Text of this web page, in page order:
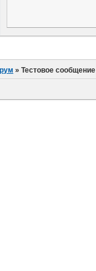
»Тестовое сообщение